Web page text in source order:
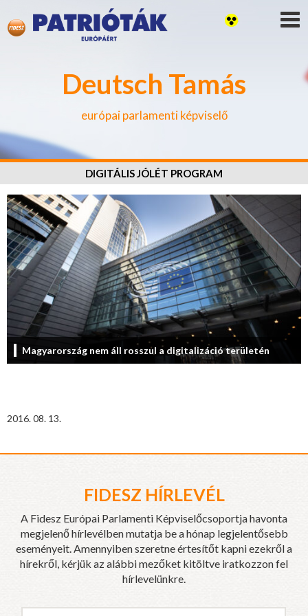
Deutsch Tamás
európai parlamenti képviselő
DIGITÁLIS JÓLÉT PROGRAM
Magyarország nem áll rosszul a digitalizáció területén
2016. 08. 13.
FIDESZ HÍRLEVÉL
A Fidesz Európai Parlamenti Képviselőcsoportja havonta
megjelenő hírlevélben mutatja be a hónap legjelentősebb
eseményeit. Amennyiben szeretne értesítőt kapni ezekről a
hírekről, kérjük az alábbi mezőket kitöltve iratkozzon fel
hírlevelünkre.